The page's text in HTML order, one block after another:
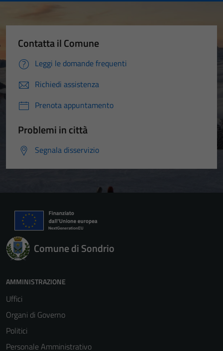
Contatta il Comune
Leggi le domande frequenti
Richiedi assistenza
Prenota appuntamento
Problemi in città
Segnala disservizio
Comune di Sondrio
AMMINISTRAZIONE
Uffici
Organi di Governo
Politici
Personale Amministrativo